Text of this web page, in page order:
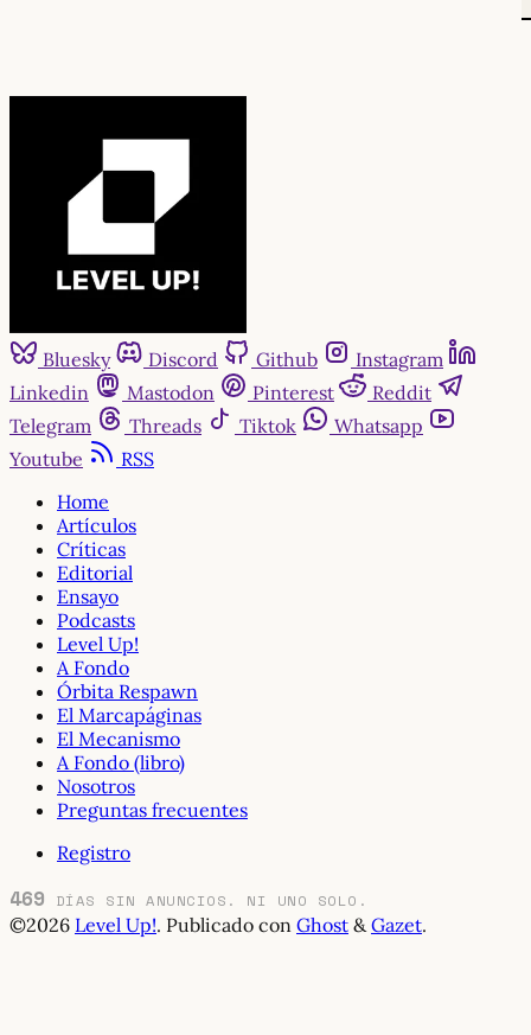
Bluesky Discord Github
Instagram
Linkedin
Mastodon Pinterest
Reddit
Telegram
Threads Tiktok
Whatsapp
Youtube
RSS
Home
Artículos
Críticas
Editorial
Ensayo
Podcasts
Level Up!
A Fondo
Órbita Respawn
El Marcapáginas
El Mecanismo
A Fondo (libro)
Nosotros
Preguntas frecuentes
Registro
469 DÍAS SIN ANUNCIOS. NI UNO SOLO.
©2026 Level Up!. Publicado con Ghost & Gazet.